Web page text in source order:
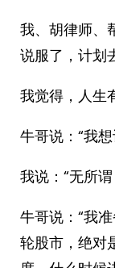
我、胡律师、
说服了，计划
我觉得，人生
牛哥说：“我
我说：“无所谓
牛哥说：“我
轮股市，绝对